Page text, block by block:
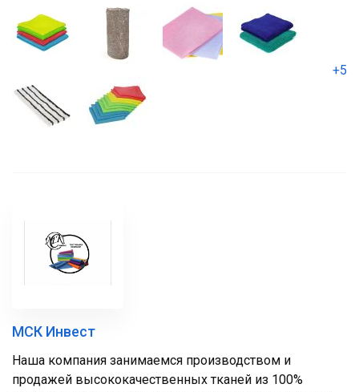
+5
МСК Инвест
Наша компания занимаемся производством и
продажей высококачественных тканей из 100%